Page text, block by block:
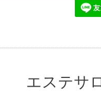
エステサ